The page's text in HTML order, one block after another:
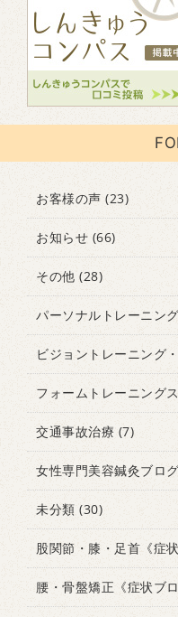
お客様の声 (23)
お知らせ (66)
その他 (28)
パーソナルトレーニン
ビジョントレーニング
フォームトレーニング
交通事故治療 (7)
女性専門美容鍼灸ブログ
未分類 (30)
股関節・膝・足首《症状
腰・骨盤矯正《症状ブロ